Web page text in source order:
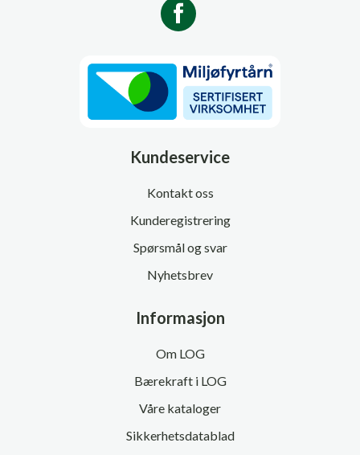
Kundeservice
Kontakt oss
Kunderegistrering
Spørsmål og svar
Nyhetsbrev
Informasjon
Om LOG
Bærekraft i LOG
Våre kataloger
Sikkerhetsdatablad